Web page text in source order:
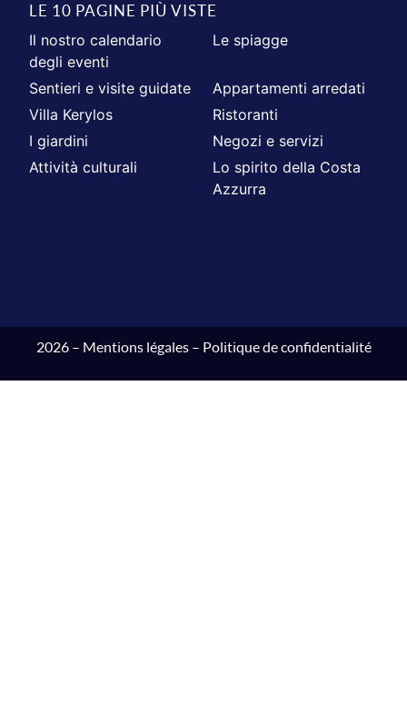
LE 10 PAGINE PIÙ VISTE
Il nostro calendario
degli eventi
Le spiagge
Sentieri e visite guidate
Appartamenti arredati
Villa Kerylos
Ristoranti
I giardini
Negozi e servizi
Attività culturali
Lo spirito della Costa
Azzurra
2026 – Mentions légales– Politique de confidentialité